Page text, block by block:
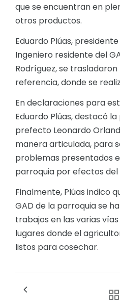
que se encuentran en
otros productos.
Eduardo Plúas,
Ingeniero residente del
Rodríguez, se
referencia, donde se
En declaraciones para
Eduardo Plúas, destacó
prefecto Leonardo
manera articulada, para
problemas presentados
parroquia por efectos del
Finalmente, Plúas indico
GAD de la parroquia se
trabajos en las varias
lugares donde el
listos para cosechar.